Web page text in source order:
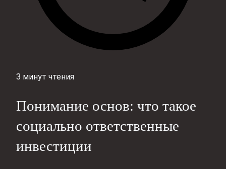
3 минут чтения
Понимание основ: что такое
социально ответственные
инвестиции